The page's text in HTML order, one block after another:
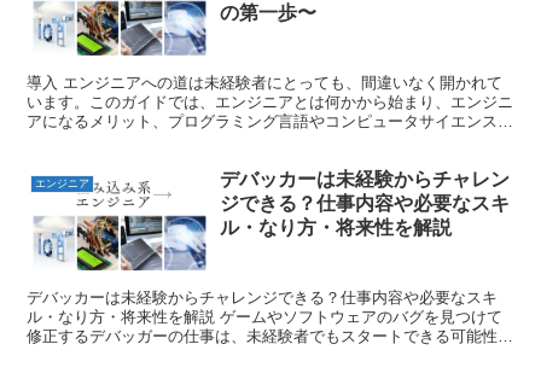
の第一歩〜
導入 エンジニアへの道は未経験者にとっても、間違いなく開かれて
います。このガイドでは、エンジニアとは何かから始まり、エンジニ
アになるメリット、プログラミング言語やコンピュータサイエンスの
エンジニア
デバッカーは未経験からチャレン
ジできる？仕事内容や必要なスキ
ル・なり方・将来性を解説
デバッカーは未経験からチャレンジできる？仕事内容や必要なスキ
ル・なり方・将来性を解説 ゲームやソフトウェアのバグを見つけて
修正するデバッガーの仕事は、未経験者でもスタートできる可能性が